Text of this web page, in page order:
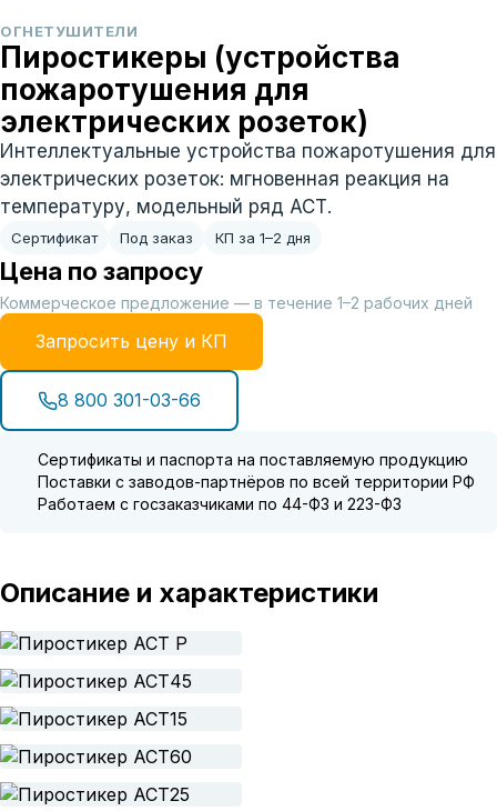
ОГНЕТУШИТЕЛИ
Пиростикеры (устройства
пожаротушения для
электрических розеток)
Интеллектуальные устройства пожаротушения для
электрических розеток: мгновенная реакция на
температуру, модельный ряд АСТ.
Сертификат Под заказ КП за 1–2 дня
Цена по запросу
Коммерческое предложение — в течение 1–2 рабочих дней
Запросить цену и КП
8 800 301-03-66
Сертификаты и паспорта на поставляемую продукцию
Поставки с заводов-партнёров по всей территории РФ
Работаем с госзаказчиками по 44-ФЗ и 223-ФЗ
Описание и характеристики